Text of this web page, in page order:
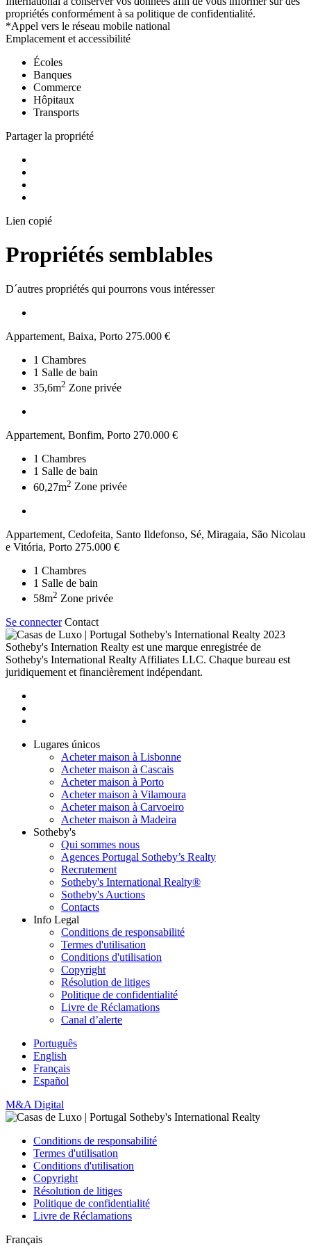
propriétés conformément à sa politique de confidentialité.
*Appel vers le réseau mobile national
Emplacement et accessibilité
Écoles
Banques
Commerce
Hôpitaux
Transports
Partager la propriété
Lien copié
Propriétés semblables
D´autres propriétés qui pourrons vous intéresser
Appartement, Baixa, Porto 275.000 €
1 Chambres
1 Salle de bain
35,6m2 Zone privée
Appartement, Bonfim, Porto 270.000 €
1 Chambres
1 Salle de bain
60,27m2 Zone privée
Appartement, Cedofeita, Santo Ildefonso, Sé, Miragaia, São Nicolau
e Vitória, Porto 275.000 €
1 Chambres
1 Salle de bain
58m2 Zone privée
Se connecter Contact
2023
Sotheby's Internation Realty est une marque enregistrée de
Sotheby's International Realty Affiliates LLC. Chaque bureau est
juridiquement et financièrement indépendant.
Lugares únicos
Acheter maison à Lisbonne
Acheter maison à Cascais
Acheter maison à Porto
Acheter maison à Vilamoura
Acheter maison à Carvoeiro
Acheter maison à Madeira
Sotheby's
Qui sommes nous
Agences Portugal Sotheby’s Realty
Recrutement
Sotheby's International Realty®
Sotheby's Auctions
Contacts
Info Legal
Conditions de responsabilité
Termes d'utilisation
Conditions d'utilisation
Copyright
Résolution de litiges
Politique de confidentialité
Livre de Réclamations
Canal d’alerte
Português
English
Français
Español
M&A Digital
Conditions de responsabilité
Termes d'utilisation
Conditions d'utilisation
Copyright
Résolution de litiges
Politique de confidentialité
Livre de Réclamations
Français